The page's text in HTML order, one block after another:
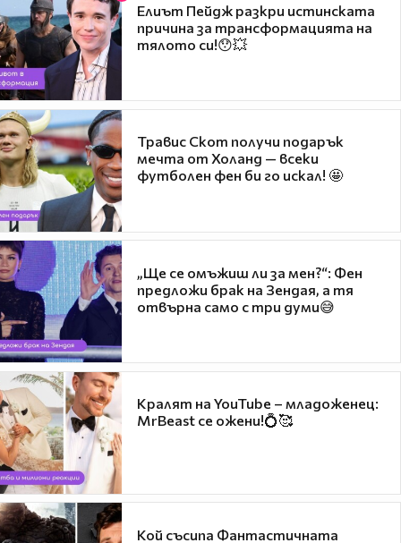
Елиът Пейдж разкри истинската
причина за трансформацията на
тялото си!😯💥
Травис Скот получи подарък
мечта от Холанд — всеки
футболен фен би го искал! 🤩
„Ще се омъжиш ли за мен?“: Фен
предложи брак на Зендая, а тя
отвърна само с три думи😅
Кралят на YouTube – младоженец:
MrBeast се ожени!💍🥰
Кой съсипа Фантастичната